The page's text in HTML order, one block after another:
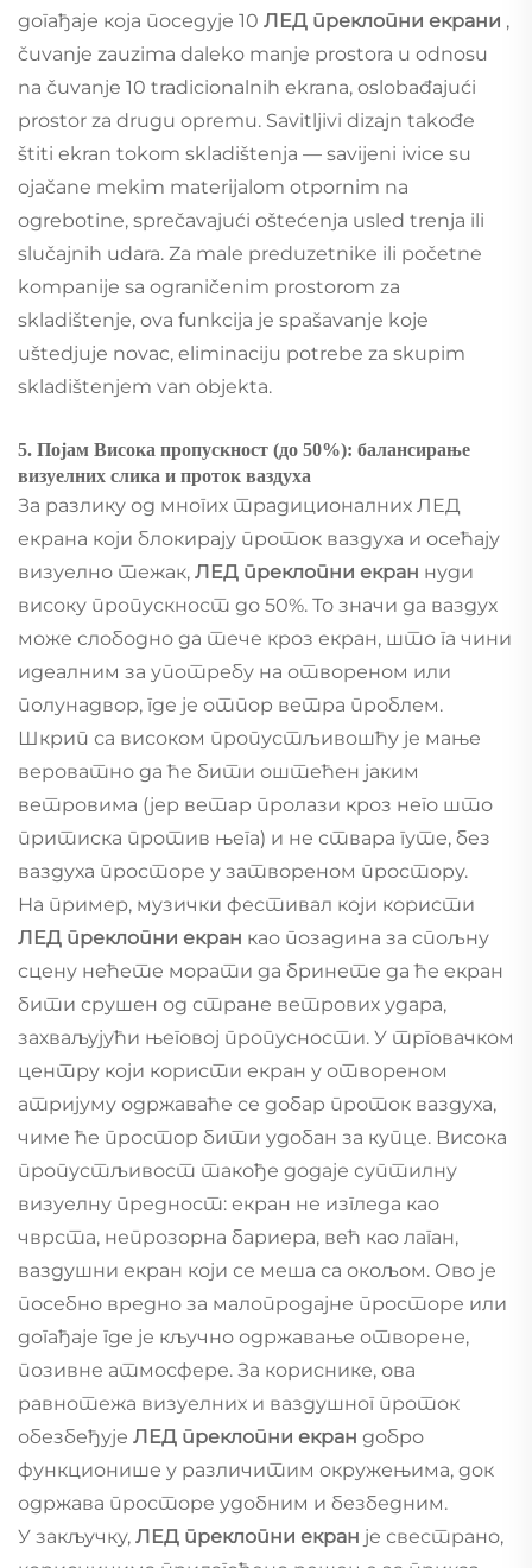
догађаје која поседује 10 ЛЕД преклопни екрани ,
čuvanje zauzima daleko manje prostora u odnosu
na čuvanje 10 tradicionalnih ekrana, oslobađajući
prostor za drugu opremu. Savitljivi dizajn takođe
štiti ekran tokom skladištenja — savijeni ivice su
ojačane mekim materijalom otpornim na
ogrebotine, sprečavajući oštećenja usled trenja ili
slučajnih udara. Za male preduzetnike ili početne
kompanije sa ograničenim prostorom za
skladištenje, ova funkcija je spašavanje koje
uštedjuje novac, eliminaciju potrebe za skupim
skladištenjem van objekta.
5. Појам Висока пропускност (до 50%): балансирање
визуелних слика и проток ваздуха
За разлику од многих традиционалних ЛЕД
екрана који блокирају проток ваздуха и осећају
визуелно тежак, ЛЕД преклопни екран нуди
високу пропускност до 50%. То значи да ваздух
може слободно да тече кроз екран, што га чини
идеалним за употребу на отвореном или
полунадвор, где је отпор ветра проблем.
Шкрип са високом пропустљивошћу је мање
вероватно да ће бити оштећен јаким
ветровима (јер ветар пролази кроз него што
притиска против њега) и не ствара гуте, без
ваздуха просторе у затвореном простору.
На пример, музички фестивал који користи
ЛЕД преклопни екран као позадина за спољну
сцену нећете морати да бринете да ће екран
бити срушен од стране ветрових удара,
захваљујући његовој пропусности. У трговачком
центру који користи екран у отвореном
атријуму одржаваће се добар проток ваздуха,
чиме ће простор бити удобан за купце. Висока
пропустљивост такође додаје суптилну
визуелну предност: екран не изгледа као
чврста, непрозорна бариера, већ као лаган,
ваздушни екран који се меша са окољом. Ово је
посебно вредно за малопродајне просторе или
догађаје где је кључно одржавање отворене,
позивне атмосфере. За кориснике, ова
равнотежа визуелних и ваздушног проток
обезбеђује ЛЕД преклопни екран добро
функционише у различитим окружењима, док
одржава просторе удобним и безбедним.
У закључку, ЛЕД преклопни екран је свестрано,